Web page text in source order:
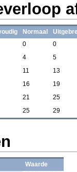
Normaal
0
0
4
5
11
13
16
19
21
25
25 29
Waarde